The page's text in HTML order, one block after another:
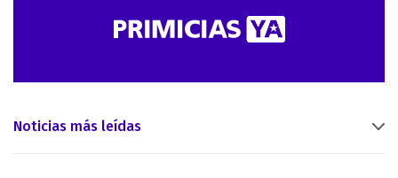
Noticias más leídas